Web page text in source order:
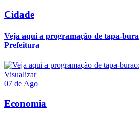
Cidade
Veja aqui a programação de tapa-
Prefeitura
Visualizar
07 de Ago
Economia